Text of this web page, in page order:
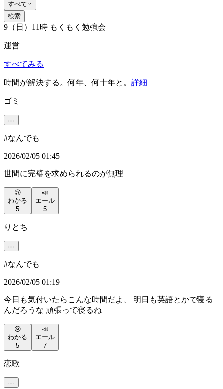
すべて
検索
9（日）11時 もくもく勉強会
運営
すべてみる
時間が解決する。何年、何十年と。 詳細
ゴミ
#なんでも
2026/02/05 01:45
世間に完璧を求められるのが無理
😢
わかる
5
📣
エール
5
りとち
#なんでも
2026/02/05 01:19
今日も気付いたらこんな時間だよ、 明日も英語とかで寝る
んだろうな 頑張って寝るね
😢
わかる
5
📣
エール
7
恋歌